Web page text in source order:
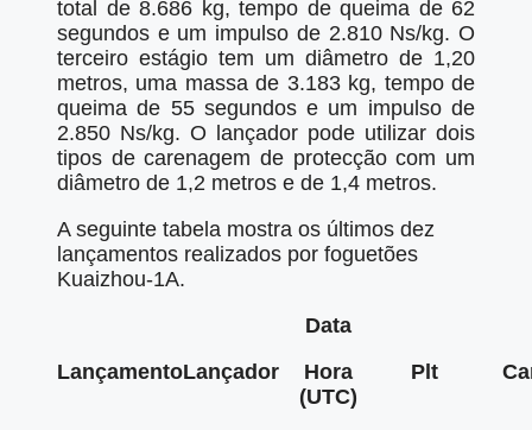
total de 8.686 kg, tempo de queima de 62
segundos e um impulso de 2.810 Ns/kg. O
terceiro estágio tem um diâmetro de 1,20
metros, uma massa de 3.183 kg, tempo de
queima de 55 segundos e um impulso de
2.850 Ns/kg. O lançador pode utilizar dois
tipos de carenagem de protecção com um
diâmetro de 1,2 metros e de 1,4 metros.
A seguinte tabela mostra os últimos dez
lançamentos realizados por foguetões
Kuaizhou-1A.
LançamentoLançador
Data
Hora
(UTC)
Plt